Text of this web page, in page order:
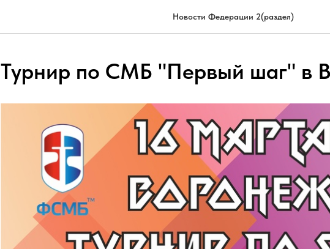
Новости Федерации 2(раздел)
Турнир по СМБ "Первый шаг" в